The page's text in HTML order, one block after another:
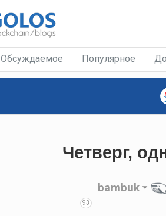
Обсуждаемое Популярное
Четверг,
93
bambuk